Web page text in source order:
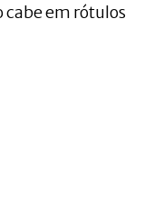
cabe em rótulos